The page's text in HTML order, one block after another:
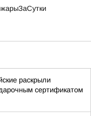
раскрыли
сертификатом